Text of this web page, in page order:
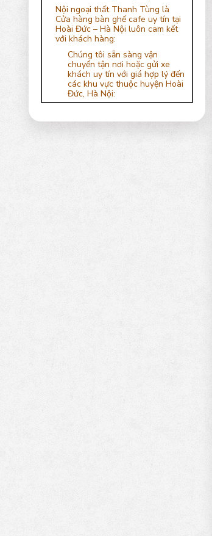
Nội ngoại thất Thanh Tùng là
Cửa hàng bàn ghế cafe uy tín tại
Hoài Đức – Hà Nội luôn cam kết
với khách hàng:
Chúng tôi sẵn sàng vận
chuyển tận nơi hoặc gửi xe
khách uy tín với giá hợp lý đến
các khu vực thuộc huyện Hoài
Đức, Hà Nội: